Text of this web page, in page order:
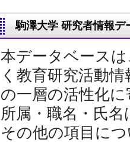
駒澤大学 研究者情報デ
本データベース
く教育研究活動
の一層の活性化
所属・職名・氏
その他の項目に